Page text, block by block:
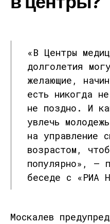
«В Центры
долголетия
желающие,
есть никогда
не поздно. И
увлечь
на управление
возрастом,
популярно», —
беседе с «РИА
Москалев